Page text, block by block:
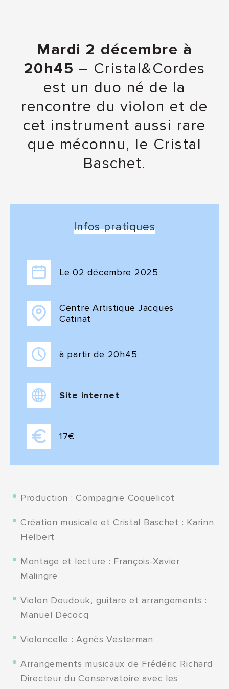
Mardi 2 décembre à
20h45 – Cristal&Cordes
est un duo né de la
rencontre du violon et de
cet instrument aussi rare
que méconnu, le Cristal
Baschet.
Infos pratiques
Le02 décembre 2025
Centre Artistique Jacques
Catinat
à partir de 20h45
Site internet
17€
Production : Compagnie Coquelicot
Création musicale et Cristal Baschet : Karinn
Helbert
Montage et lecture : François-Xavier
Malingre
Violon Doudouk, guitare et arrangements :
Manuel Decocq
Violoncelle : Agnès Vesterman
Arrangements musicaux de Frédéric Richard
Directeur du Conservatoire avec les